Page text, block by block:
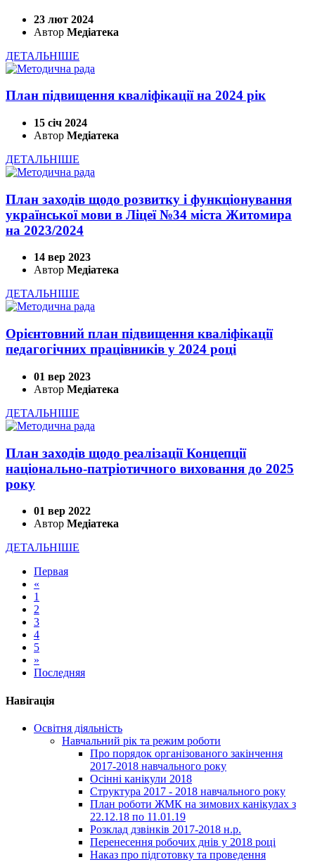
23 лют 2024
Автор Медіатека
ДЕТАЛЬНІШЕ
План підвищення кваліфікації на 2024 рік
15 січ 2024
Автор Медіатека
ДЕТАЛЬНІШЕ
План заходів щодо розвитку і функціонування
української мови в Ліцеї №34 міста Житомира
на 2023/2024
14 вер 2023
Автор Медіатека
ДЕТАЛЬНІШЕ
Орієнтовний план підвищення кваліфікації
педагогічних працівників у 2024 році
01 вер 2023
Автор Медіатека
ДЕТАЛЬНІШЕ
План заходів щодо реалізації Концепції
національно-патріотичного виховання до 2025
року
01 вер 2022
Автор Медіатека
ДЕТАЛЬНІШЕ
Первая
«
1
2
3
4
5
»
Последняя
Навігація
Освітня діяльність
Навчальний рік та режим роботи
Про порядок організованого закінчення
2017-2018 навчального року
Осінні канікули 2018
Структура 2017 - 2018 навчального року
План роботи ЖМК на зимових канікулах з
22.12.18 по 11.01.19
Розклад дзвінків 2017-2018 н.р.
Перенесення робочих днів у 2018 році
Наказ про підготовку та проведення